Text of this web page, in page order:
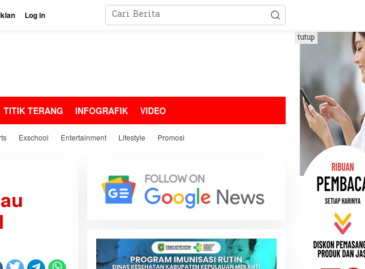
Log in
TITIK TERANG INFOGRAFIK VIDEO
Exschool Entertainment Lifestyle Promosi
tutup